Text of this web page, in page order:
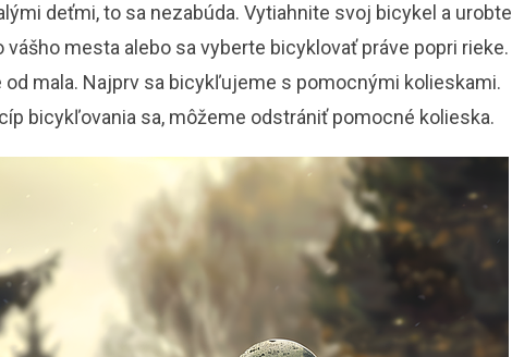
deťmi, to sa nezabúda. Vytiahnite svoj bicykel a urobte
mesta alebo sa vyberte bicyklovať práve popri rieke.
od mala. Najprv sa bicykľujeme s pomocnými kolieskami.
bicykľovania sa, môžeme odstrániť pomocné kolieska.